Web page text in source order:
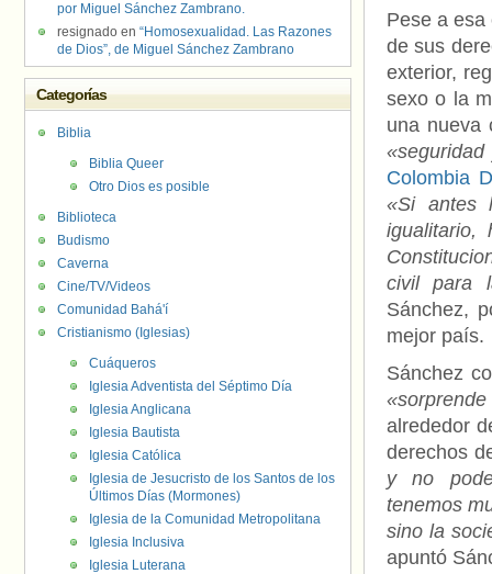
Pese a
de sus
exterior,
sexo o la
una nueva
Colombia
«Si antes
igualitario,
civil para
Sánchez,
mejor país.
Sánchez
alrededor
derechos
y no
tenemos
sino la
apuntó
por Miguel Sánchez Zambrano.
resignado en “Homosexualidad. Las Razones
de Dios”, de Miguel Sánchez Zambrano
Categorías
Biblia
Biblia Queer
Otro Dios es posible
Biblioteca
Budismo
Caverna
Cine/TV/Videos
Comunidad Bahá'í
Cristianismo (Iglesias)
Cuáqueros
Iglesia Adventista del Séptimo Día
Iglesia Anglicana
Iglesia Bautista
Iglesia Católica
Iglesia de Jesucristo de los Santos de los
Últimos Días (Mormones)
Iglesia de la Comunidad Metropolitana
Iglesia Inclusiva
Iglesia Luterana